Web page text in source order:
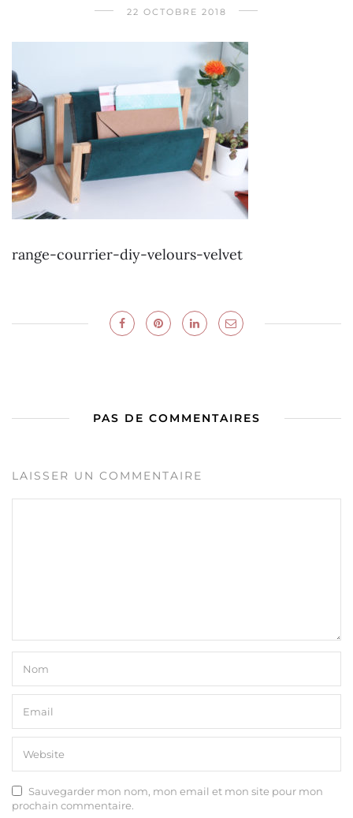
22 OCTOBRE 2018
range-courrier-diy-velours-velvet
PAS DE COMMENTAIRES
LAISSER UN COMMENTAIRE
Sauvegarder mon nom, mon email et mon site pour mon
prochain commentaire.